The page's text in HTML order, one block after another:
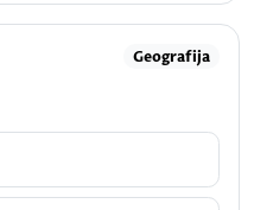
Geografija